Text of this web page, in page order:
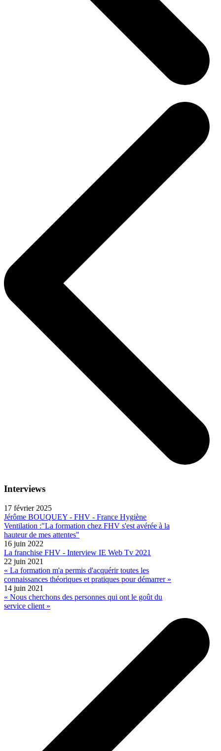
Interviews
17 février 2025
Jérôme BOUQUEY - FHV - France Hygiène
Ventilation :"La formation chez FHV s'est avérée à la
hauteur de mes attentes"
16 juin 2022
La franchise FHV - Interview IE Web Tv 2021
22 juin 2021
« La formation m'a permis d'acquérir toutes les
connaissances théoriques et pratiques pour démarrer »
14 juin 2021
« Nous cherchons des personnes qui ont le goût du
service client »